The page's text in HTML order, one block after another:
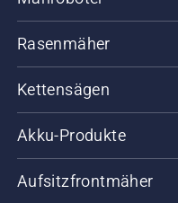
Rasenmäher
Kettensägen
Akku-Produkte
Aufsitzfrontmäher